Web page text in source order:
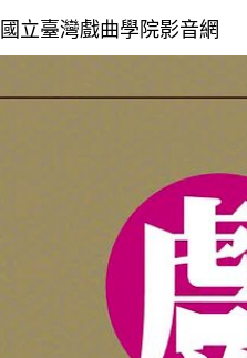
國立臺灣戲曲學院影音網